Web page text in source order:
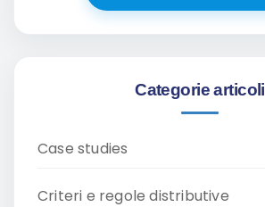
Categorie articoli
Case studies
Criteri e regole distributive